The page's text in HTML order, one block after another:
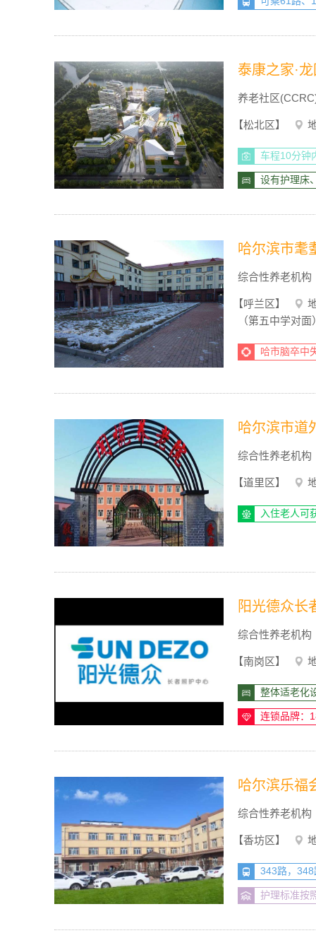
泰康之家·
养老社区
【松北区】
车程10分钟
设有护理床
哈尔滨市耄
综合性养老机构
【呼兰区】
（第五中学对面
哈市脑卒中
哈尔滨市道
综合性养老机构
【道里区】
入住老人可
阳光德众长
综合性养老机构
【南岗区】
整体适老化
连锁品牌：
哈尔滨乐福
综合性养老机构
【香坊区】
343路，
护理标准按